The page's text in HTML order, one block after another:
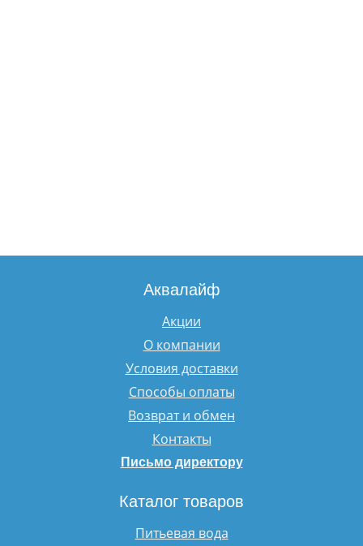
Аквалайф
Акции
О компании
Условия доставки
Способы оплаты
Возврат и обмен
Контакты
Письмо директору
Каталог товаров
Питьевая вода